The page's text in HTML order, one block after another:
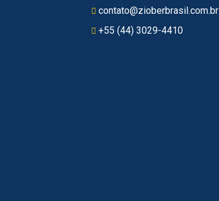
contato@zioberbrasil.com.br
+55 (44) 3029-4410